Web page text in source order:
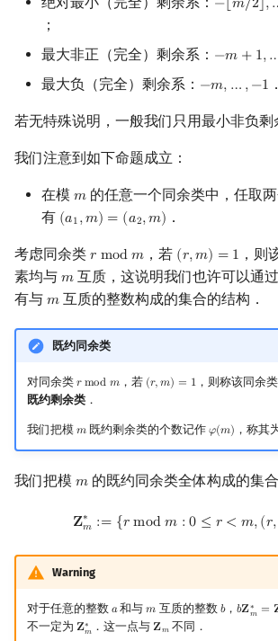
−⌊𝑚/2⌋,
−⌊m/2⌋,… ,
；
最大非正（完全）剩余系： −𝑚 + 1,
−m+ 1,…,0
最大负（完全）剩余系： −𝑚, … ,−1
−m,…,− 1 ．
若无特殊说明，一般我们只用最小非负剩
我们注意到如下命题成立：
在模 𝑚
m 的任意一个同余类中，任取
有 (𝑎1,𝑚) = (𝑎2,𝑚)
(a1,m)= (a 2,m) ．
考虑同余类 𝑟 mod𝑚
rmodm ，若 (𝑟,𝑚) = 1
(r,m)= 1
，则
素均与 𝑚
m 互质，这说明我们也许可以通
有与 𝑚
m 互质的整数构成的集合的结构．
既约同余类
对同余类 𝑟mod 𝑚
rmodm ，若 (𝑟,𝑚) = 1
(r,m)= 1 ，则称该同余
既约剩余类．
我们把模 𝑚
m既约剩余类的个数记作 𝜑(𝑚)
φ(m) ，称其
我们把模 𝑚
m 的既约同余类全体构成的集
𝐙∗
𝑚 := {𝑟mod𝑚 : 0 ≤ 𝑟 < 𝑚,(𝑟,
Z m∗:={rmod m :0 ≤r <m,( ,m
Warning
对于任意的整数 𝑎
a和与𝑚
m 互质的整数 𝑏
b， 𝑏𝐙∗
𝑚 =
bZm ∗ =
不一定为 𝐙∗
𝑚
Zm ∗．这一点与 𝐙𝑚
Zm 不同．